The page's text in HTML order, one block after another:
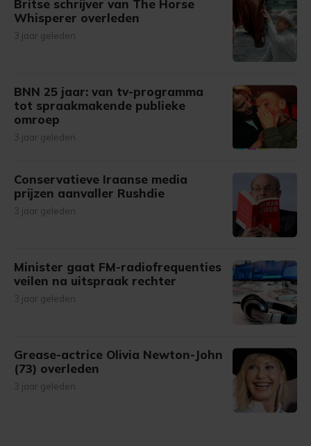
Britse schrijver van The Horse
Whisperer overleden
3 jaar geleden
BNN 25 jaar: van tv-programma
tot spraakmakende publieke
omroep
3 jaar geleden
Conservatieve Iraanse media
prijzen aanvaller Rushdie
3 jaar geleden
Minister gaat FM-radiofrequenties
veilen na uitspraak rechter
3 jaar geleden
Grease-actrice Olivia Newton-John
(73) overleden
3 jaar geleden